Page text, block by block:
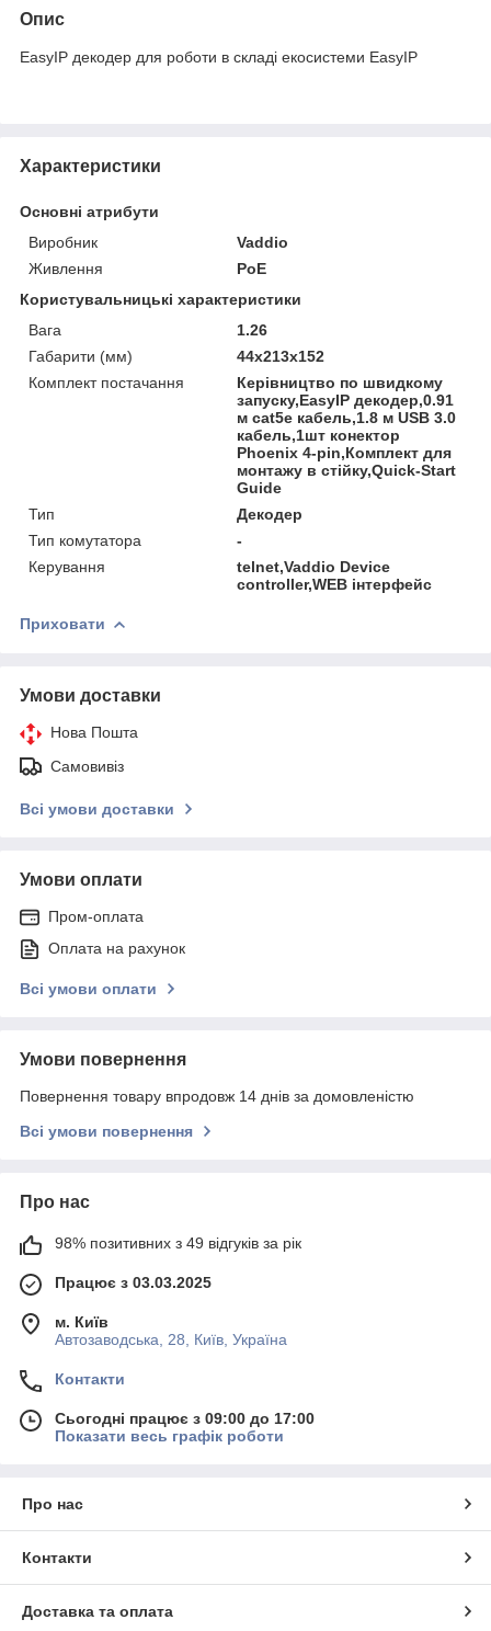
Опис
EasyIP декодер для роботи в складі екосистеми EasyIP
Характеристики
Основні атрибути
Виробник
Vaddio
Живлення
PoE
Користувальницькі характеристики
Вага
1.26
Габарити (мм)
44х213х152
Комплект постачання
Керівництво по швидкому
запуску,EasyIP декодер,0.91
м cat5e кабель,1.8 м USB 3.0
кабель,1шт конектор
Phoenix 4-pin,Комплект для
монтажу в стійку,Quick-Start
Guide
Тип
Декодер
Тип комутатора
-
Керування
telnet,Vaddio Device
controller,WEB інтерфейс
Приховати
Умови доставки
Нова Пошта
Самовивіз
Всі умови доставки
Умови оплати
Пром-оплата
Оплата на рахунок
Всі умови оплати
Умови повернення
Повернення товару впродовж 14 днів за домовленістю
Всі умови повернення
Про нас
98% позитивних з 49 відгуків за рік
Працює з 03.03.2025
м. Київ
Автозаводська, 28, Київ, Україна
Контакти
Сьогодні працює з 09:00 до 17:00
Показати весь графік роботи
Про нас
Контакти
Доставка та оплата